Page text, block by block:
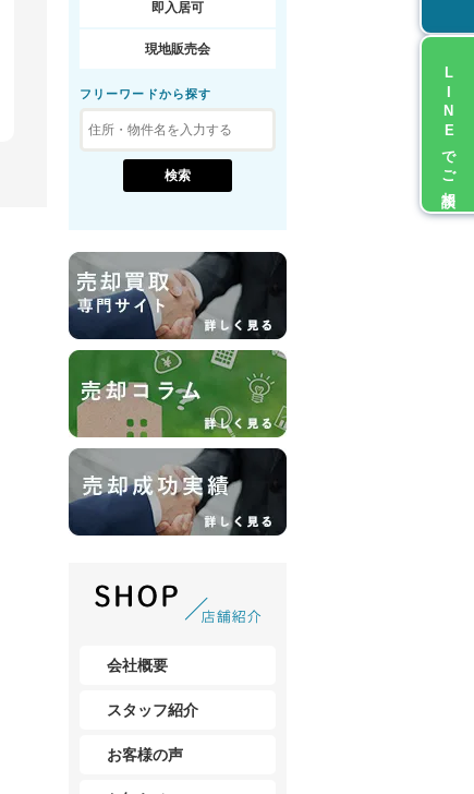
即入居可
現地販売会
フリーワードから探す
会社概要
スタッフ紹介
お客様の声
LINEでご相談